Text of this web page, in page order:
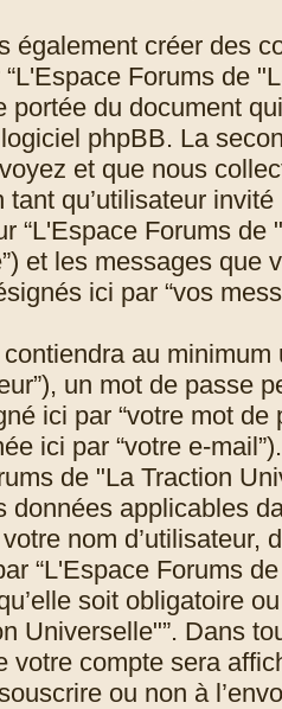
également créer des
Forums de
portée du document
phpBB. La
et que nous
tant qu’utilisateur
“L'Espace Forums
et les messages que
ici par “vos
au
un mot de passe
ici par “votre mot
ici par “votre e-
de "La Traction
données applicables
nom d’utilisateur,
“L'Espace Forums
soit obligatoire
Universelle"”. Dans
votre compte sera
ou non à